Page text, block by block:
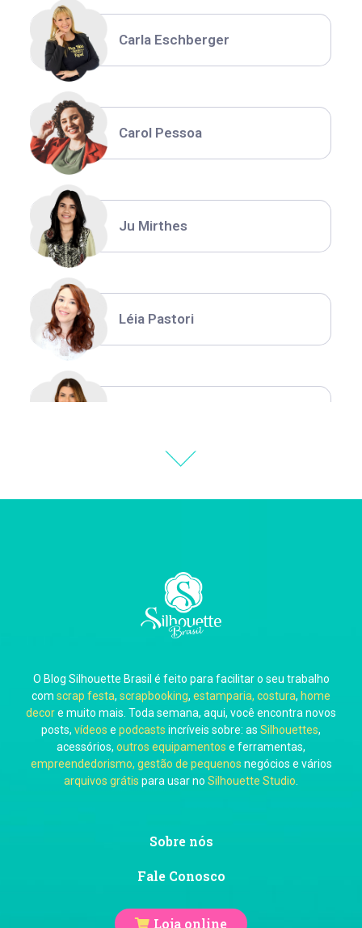
Carla Eschberger
Carol Pessoa
Ju Mirthes
Léia Pastori
Carla Eschberger
Carol Pessoa
Ju Mirthes
O Blog Silhouette Brasil é feito para facilitar o seu trabalho
com scrap festa, scrapbooking, estamparia, costura, home
decore muito mais. Toda semana, aqui, você encontra novos
posts, vídeos e podcasts incríveis sobre: as Silhouettes,
acessórios, outros equipamentos e ferramentas,
empreendedorismo, gestão de pequenos negócios e vários
arquivos grátis para usar no Silhouette Studio
Sobre nós
Fale Conosco
Loja online